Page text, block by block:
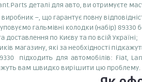
деталі для авто, ви отримуєте
виробник –, що гарантує повну
гальмівні колодки (набір)
по Києву та по всій Україні;
магазину, які за необхідності
підходить для автомобілів: Fiat,
вам швидко вирішити цю проблему.